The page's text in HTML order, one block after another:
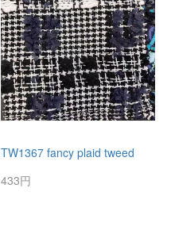
TW1367 fancy plaid tweed
433円